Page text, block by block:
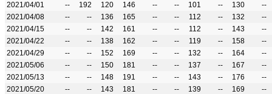
2021/04/01
-- 192 120 146 -- -- 101 -- 130
--
2021/04/08
-- -- 136 165 -- -- 112 -- 132
--
2021/04/15
-- -- 142 161 -- -- 112 -- 143
--
2021/04/22
-- -- 138 162 -- -- 119 -- 158
--
2021/04/29
-- -- 152 169 -- -- 132 -- 164
--
2021/05/06
-- -- 150 181 -- -- 137 -- 167
--
2021/05/13
-- -- 148 191 -- -- 143 -- 176
--
2021/05/20
-- -- 143 181 -- -- 139 -- 169
--